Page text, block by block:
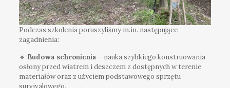
Podczas szkolenia poruszyliśmy m.in. następujące
zagadnienia:
🔹 Budowa schronienia – nauka szybkiego konstruowania
osłony przed wiatrem i deszczem z dostępnych w terenie
materiałów oraz z użyciem podstawowego sprzętu
survivalowego.